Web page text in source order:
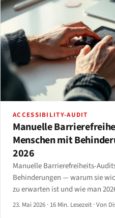
ACCESSIBILITY-AUDIT
Manuelle
Menschen mit
2026
Manuelle Barrierefreiheits-
Behinderungen — warum sie
zu erwarten ist und wie man
Audit-Unternehmen wählt.
23. Mai 2026 · 16 Min. Lesezeit ·Von